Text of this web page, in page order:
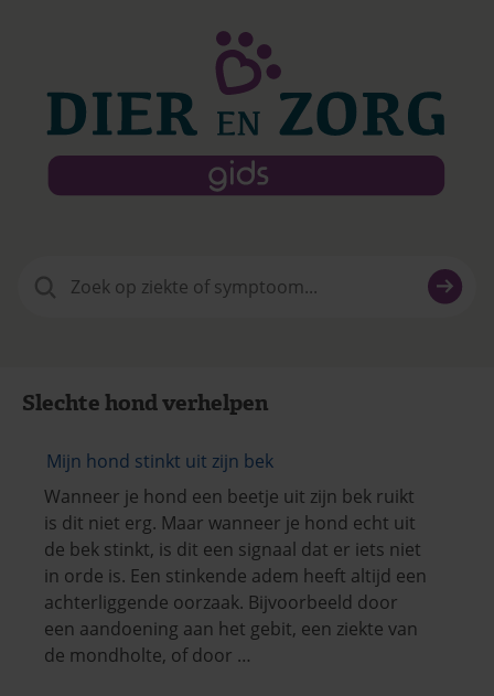
naar:
Slechte hond verhelpen
Mijn hond stinkt uit zijn bek
Wanneer je hond een beetje uit zijn bek ruikt
is dit niet erg. Maar wanneer je hond echt uit
de bek stinkt, is dit een signaal dat er iets niet
in orde is. Een stinkende adem heeft altijd een
achterliggende oorzaak. Bijvoorbeeld door
een aandoening aan het gebit, een ziekte van
de mondholte, of door …